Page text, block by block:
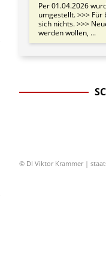
Per 01.04.2026
umgestellt. >>>
sich nichts. >>>
werden wollen, ...
© DI Viktor Krammer |